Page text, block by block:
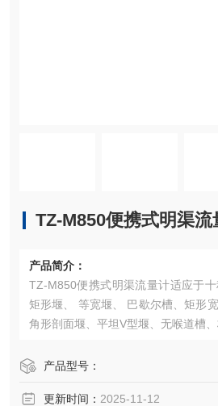
TZ-M850便携式明渠流
产品简介：
TZ-M850便携式明渠流量计适应于十
矩形堰、 等宽堰、 巴歇尔槽、矩形
角形剖面堰、平坦V型堰、无喉道槽、
产品型号：
更新时间： 2025-11-12